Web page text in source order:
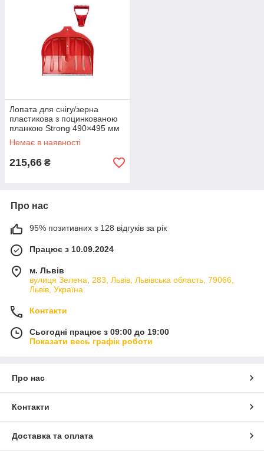
Лопата для снігу/зерна
пластикова з поцинкованою
планкою Strong 490×495 мм
(кольорова) GRAD (5049595)
riven
Немає в наявності
215,66 ₴
Про нас
95% позитивних з 128 відгуків за рік
Працює з 10.09.2024
м. Львів
вулиця Зелена, 283, Львів, Львівська область, 79066,
Львів, Україна
Контакти
Сьогодні працює з 09:00 до 19:00
Показати весь графік роботи
Про нас
Контакти
Доставка та оплата